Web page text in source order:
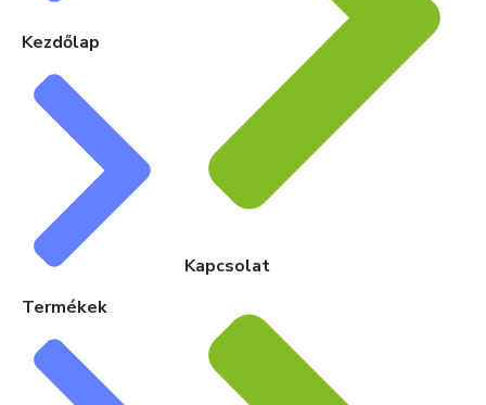
Kezdőlap
Termékek
Kapcsolat